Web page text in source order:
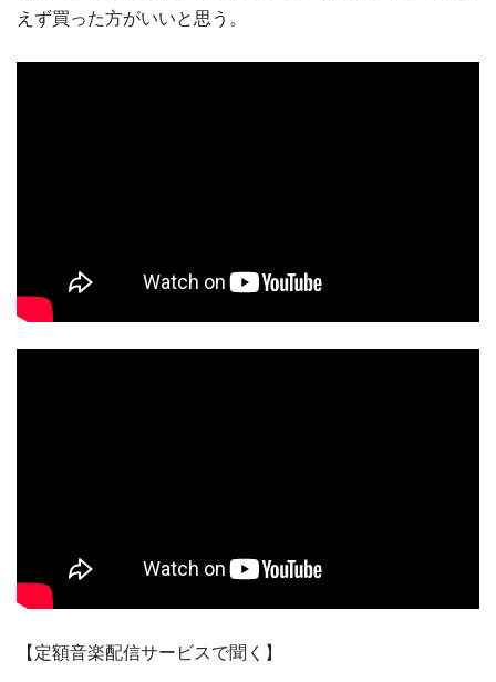
えず買った方がいいと思う。
【定額音楽配信サービスで聞く】